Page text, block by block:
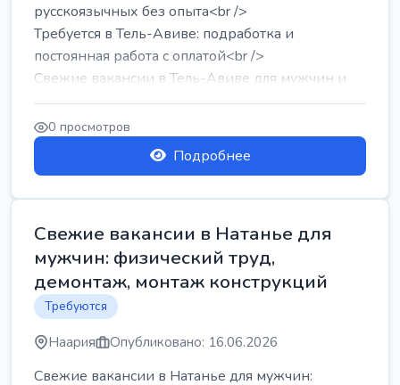
русскоязычных без опыта<br />
Требуется в Тель-Авиве: подработка и
постоянная работа с оплатой<br />
Свежие вакансии в Тель-Авиве для мужчин и
женщин от хозя...
0 просмотров
Подробнее
Свежие вакансии в Натанье для
мужчин: физический труд,
демонтаж, монтаж конструкций
Требуются
Наария Опубликовано: 16.06.2026
Свежие вакансии в Натанье для мужчин: